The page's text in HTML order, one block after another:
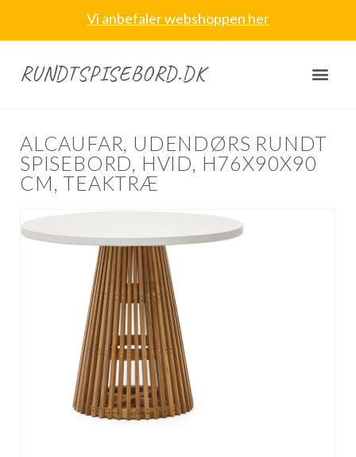
Vi anbefaler webshoppen her
RUNDTSPISEBORD.DK
ALCAUFAR, UDENDØRS RUNDT
SPISEBORD, HVID, H76X90X90
CM, TEAKTRÆ